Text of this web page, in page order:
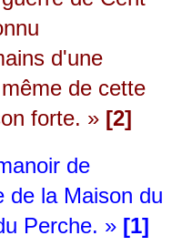
d'une
de cette
forte. » [2]
de
de la Maison du
Perche. » [1]